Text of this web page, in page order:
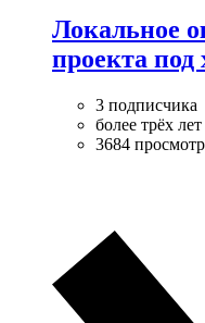
Локальное
проекта под
3 подписчика
более трёх
3684